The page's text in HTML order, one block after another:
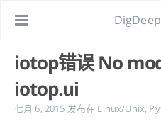
iotop错误 No
iotop.ui
七月 6, 2015 发布在 Linux/Unix,